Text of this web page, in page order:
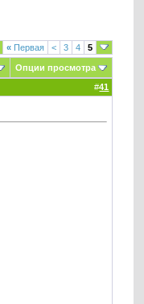
« Первая < 3 4 5
Опции просмотра
#41